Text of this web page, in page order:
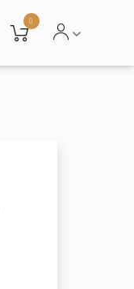
0